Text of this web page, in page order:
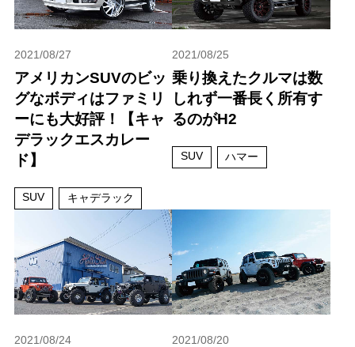
2021/08/27
アメリカンSUVのビッ
グなボディはファミリ
ーにも大好評！【キャ
デラックエスカレー
ド】
SUV キャデラック
2021/08/25
乗り換えたクルマは数
しれず一番長く所有す
るのがH2
SUV ハマー
2021/08/24 2021/08/20